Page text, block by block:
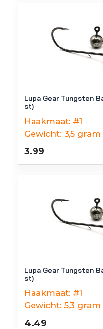
Lupa Gear Tungsten
st)
Haakmaat: #1
Gewicht: 3,5 gram
3.99
Lupa Gear Tungsten
st)
Haakmaat: #1
Gewicht: 5,3 gram
4.49